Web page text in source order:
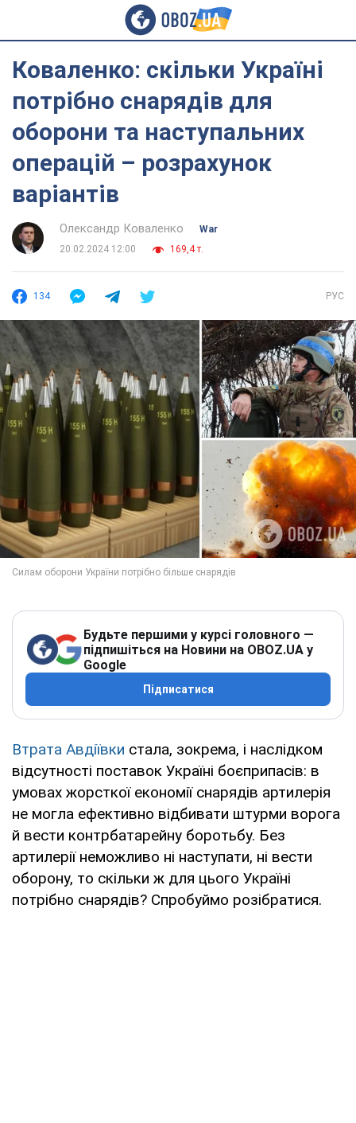
Коваленко: скільки Україні
потрібно снарядів для
оборони та наступальних
операцій – розрахунок
варіантів
Олександр Коваленко
War
20.02.2024 12:00
169,4 т.
134 РУС
Будьте першими у курсі головного —
підпишіться на Новини на OBOZ.UA у
Google
Підписатися
Втрата Авдіївки стала, зокрема, і наслідком
відсутності поставок Україні боєприпасів: в
умовах жорсткої економії снарядів артилерія
не могла ефективно відбивати штурми ворога
й вести контрбатарейну боротьбу. Без
артилерії неможливо ні наступати, ні вести
оборону, то скільки ж для цього Україні
потрібно снарядів? Спробуймо розібратися.